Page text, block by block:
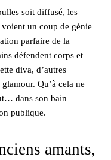
soit diffusé, les
un coup de génie
parfaire de la
défendent corps et
diva, d’autres
Qu’à cela ne
dans son bain
publique.
amants,